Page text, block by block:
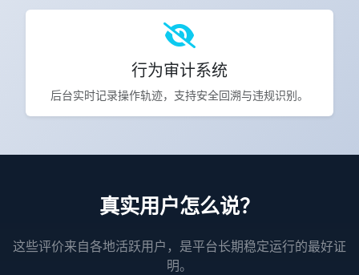
行为审计系统
后台实时记录操作轨迹，支持安全回溯与违规识别。
真实用户怎么说？
这些评价来自各地活跃用户，是平台长期稳定运行的最好证
明。